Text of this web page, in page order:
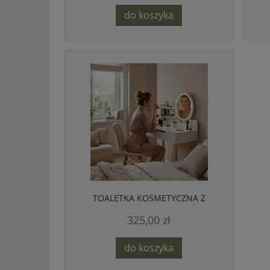
do koszyka
TOALETKA KOSMETYCZNA Z
LUSTREM LED DO MAKIJAŻU +
KRZESŁO WELUR
325,00 zł
do koszyka